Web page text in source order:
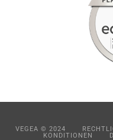
VEGEA © 2024
KONDITIONEN